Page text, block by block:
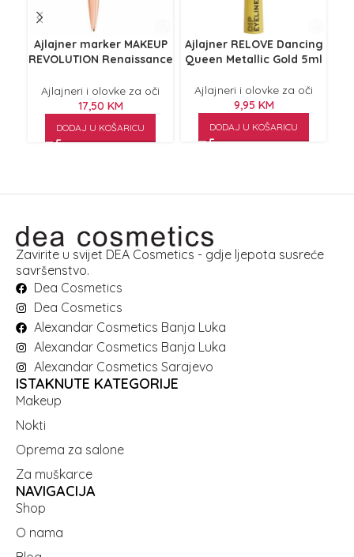
Ajlajner marker MAKEUP
REVOLUTION Renaissance
Ajlajneri i olovke za oči
17,50 KM
DODAJ U KOŠARICU
Ajlajner RELOVE Dancing
Queen Metallic Gold 5ml
Ajlajneri i olovke za oči
9,95 KM
DODAJ U KOŠARICU
Zavirite u svijet DEA Cosmetics - gdje ljepota susreće
savršenstvo.
Dea Cosmetics
Dea Cosmetics
Alexandar Cosmetics Banja Luka
Alexandar Cosmetics Banja Luka
Alexandar Cosmetics Sarajevo
ISTAKNUTE KATEGORIJE
Makeup
Nokti
Oprema za salone
Za muškarce
NAVIGACIJA
Shop
O nama